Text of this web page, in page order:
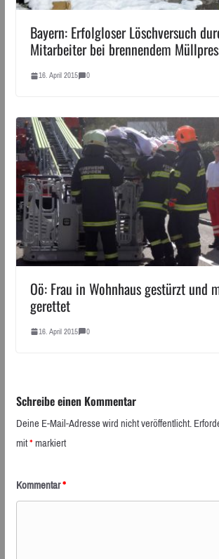
Bayern: Erfolgloser Löschversuch
Mitarbeiter bei brennendem
16. April 2015 0
Oö: Frau in Wohnhaus gestürzt und
gerettet
16. April 2015 0
Schreibe einen Kommentar
Deine E-Mail-Adresse wird nicht veröffentlicht.
mit*markiert
Kommentar*